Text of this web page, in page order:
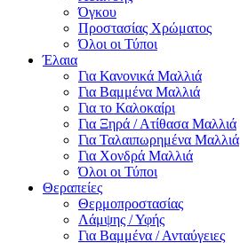
Όγκου
Προστασίας Χρώματος
Όλοι οι Τύποι
Έλαια
Για Κανονικά Μαλλιά
Για Βαμμένα Μαλλιά
Για το Καλοκαίρι
Για Ξηρά / Ατίθασα Μαλλιά
Για Ταλαιπωρημένα Μαλλιά
Για Χονδρά Μαλλιά
Όλοι οι Τύποι
Θεραπείες
Θερμοπροστασίας
Λάμψης / Υφής
Για Βαμμένα / Ανταύγειες